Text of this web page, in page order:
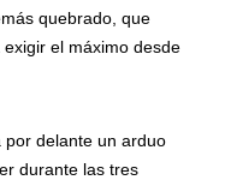
quebrado, que
el máximo desde
por delante un arduo
durante las tres